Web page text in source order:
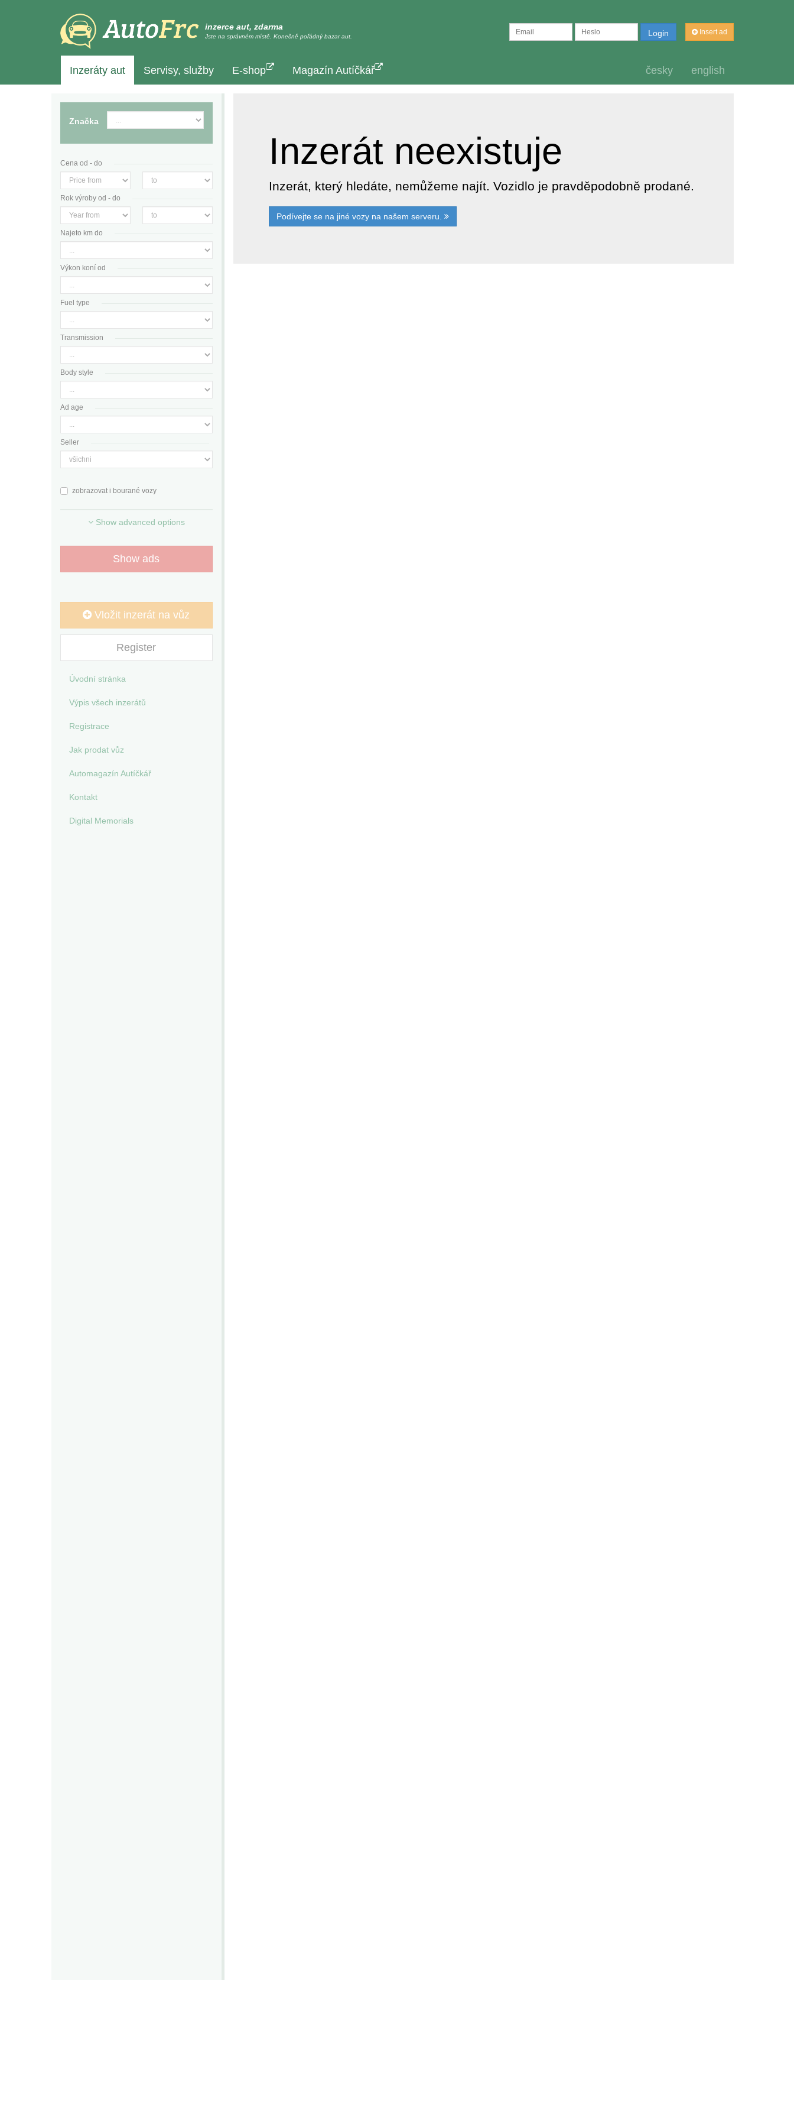
inzerce aut, zdarma
Jste na správném místě. Konečně pořádný bazar aut.
Insert ad
Login
Inzeráty aut Servisy, služby E-shop Magazín Autíčkář česky english
Inzerát neexistuje
Inzerát, který hledáte, nemůžeme najít. Vozidlo je pravděpodobně prodané.
Podívejte se na jiné vozy na našem serveru.
Značka
Cena od - do
Rok výroby od - do
Najeto km do
Výkon koní od
Fuel type
Transmission
Body style
Ad age
Seller
zobrazovat i bourané vozy
Show advanced options
Show ads
Vložit inzerát na vůz
Register
Úvodní stránka
Výpis všech inzerátů
Registrace
Jak prodat vůz
Automagazín Autíčkář
Kontakt
Digital Memorials